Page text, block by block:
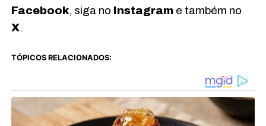
Facebook, siga no Instagrame também no
X.
TÓPICOS RELACIONADOS: